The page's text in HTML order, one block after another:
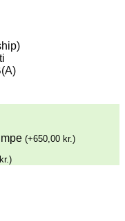
(+650,00 kr.)
kr.)